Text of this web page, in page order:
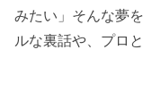
みたい」そんな夢
ルな裏話や、プロ